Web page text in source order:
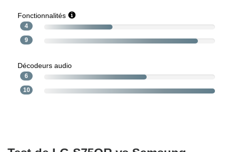
Fonctionnalités
4
9
Décodeurs audio
6
10